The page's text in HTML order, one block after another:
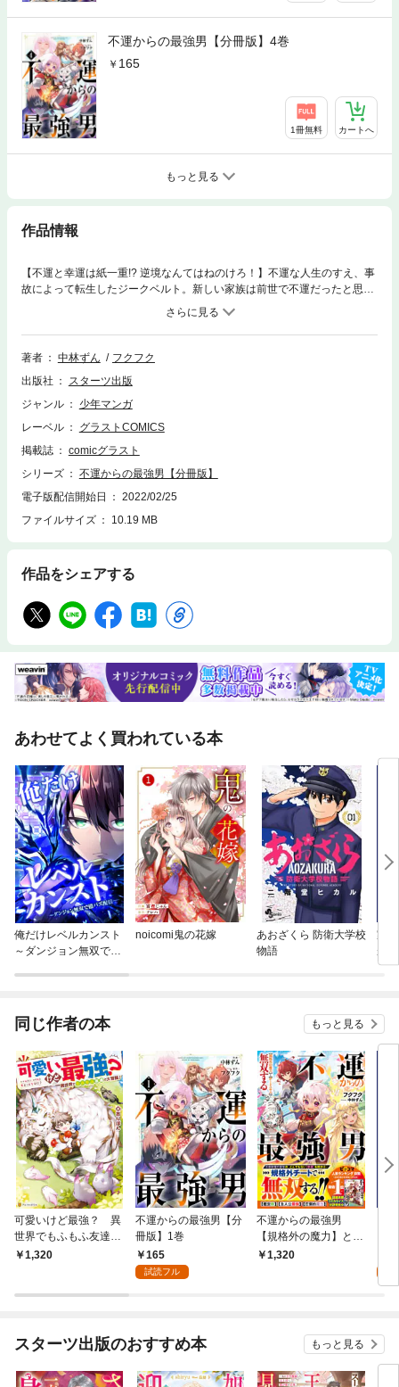
不運からの最強男【分冊版】4巻
165
1冊無料 カートへ
もっと見る
作品情報
【不運と幸運は紙一重!? 逆境なんてはねのけろ！】不運な人生のすえ、事
故によって転生したジークベルト。新しい家族は前世で不運だったと思え
ないほどに温かかった。今世では平穏な日々が過ごせる…と思ったのだ
が、実は規格外の【幸運値】を持っていて…？「幸運が引き寄せるのはチ
ャンス。掴み取ることが出来れば願いが叶う――」次々と立ちはだかる強
敵【チャンス】に家族ともども絶体絶命!? 否、並外れた魔力と鑑定眼でね
最強へ至る少年の英雄譚!!(この作品は電子コミック誌comicグラスト Vol.1
7に収録されています。重複購入にご注意ください)※「小説家になろう」
著者 中林ずん
フクフク
出版社
スターツ出版
ジャンル
少年マンガ
レーベル
グラストCOMICS
掲載誌
comicグラスト
シリーズ
不運からの最強男【分冊版】
電子版配信開始日
2022/02/25
ファイルサイズ
10.19 MB
作品をシェアする
あわせてよく買われている本
俺だけレベルカンスト
～ダンジョン無双で億
noicomi鬼の花嫁
あおざくら 防衛大学校
物語
家
が
ま
【
同じ作者の本 もっと見る
可愛いけど最強？ 異
世界でもふもふ友達と
大冒険！
1,320
不運からの最強男【分
冊版】1巻
165
試読フル
不運からの最強男
【規格外の魔力】と
【チートスキル】で無
1,320
人
冊
スターツ出版のおすすめ本 もっと見る